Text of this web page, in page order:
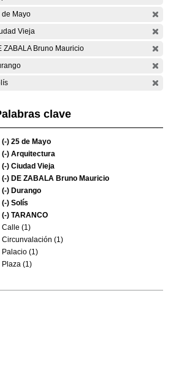
de Mayo
Vieja
ZABALA Bruno Mauricio
clave
(-) 25 de Mayo
(-) Arquitectura
(-) Ciudad Vieja
(-) DE ZABALA Bruno Mauricio
(-) Durango
(-) Solís
(-) TARANCO
Calle (1)
Circunvalación (1)
Palacio (1)
Plaza (1)